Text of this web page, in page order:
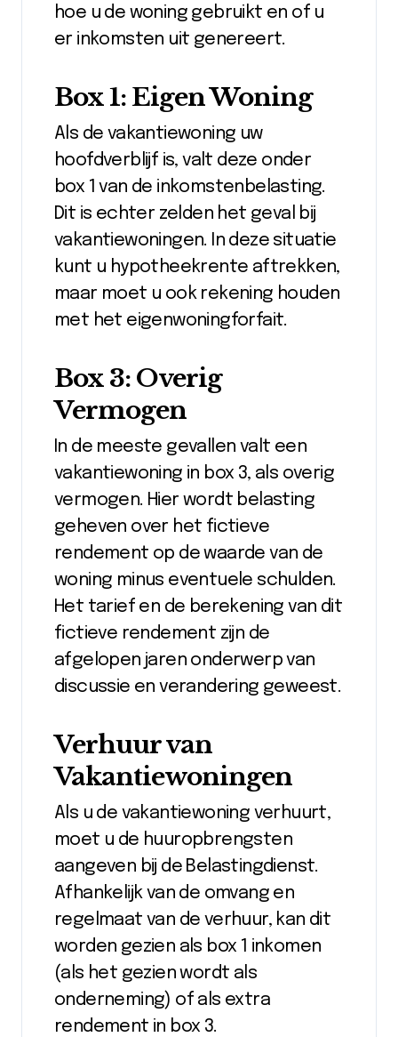
hoe u de woning gebruikt en of u
er inkomsten uit genereert.
Box 1: Eigen Woning
Als de vakantiewoning uw
hoofdverblijf is, valt deze onder
box 1 van de inkomstenbelasting.
Dit is echter zelden het geval bij
vakantiewoningen. In deze situatie
kunt u hypotheekrente aftrekken,
maar moet u ook rekening houden
met het eigenwoningforfait.
Box 3: Overig
Vermogen
In de meeste gevallen valt een
vakantiewoning in box 3, als overig
vermogen. Hier wordt belasting
geheven over het fictieve
rendement op de waarde van de
woning minus eventuele schulden.
Het tarief en de berekening van dit
fictieve rendement zijn de
afgelopen jaren onderwerp van
discussie en verandering geweest.
Verhuur van
Vakantiewoningen
Als u de vakantiewoning verhuurt,
moet u de huuropbrengsten
aangeven bij de Belastingdienst.
Afhankelijk van de omvang en
regelmaat van de verhuur, kan dit
worden gezien als box 1 inkomen
(als het gezien wordt als
onderneming) of als extra
rendement in box 3.